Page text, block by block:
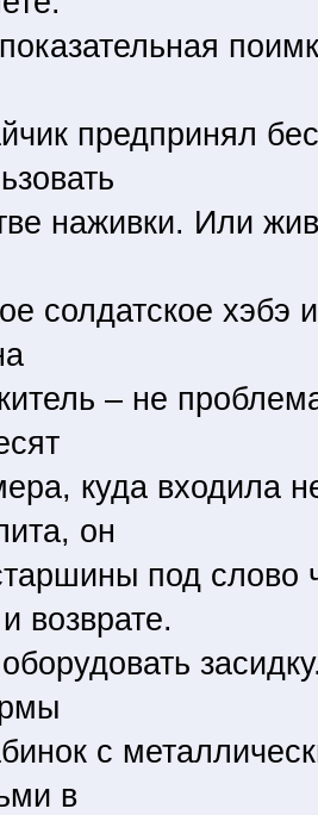
предпринял
наживки. Или
солдатское хэбэ
– не
куда входила
он
под слово
возврате.
с
в